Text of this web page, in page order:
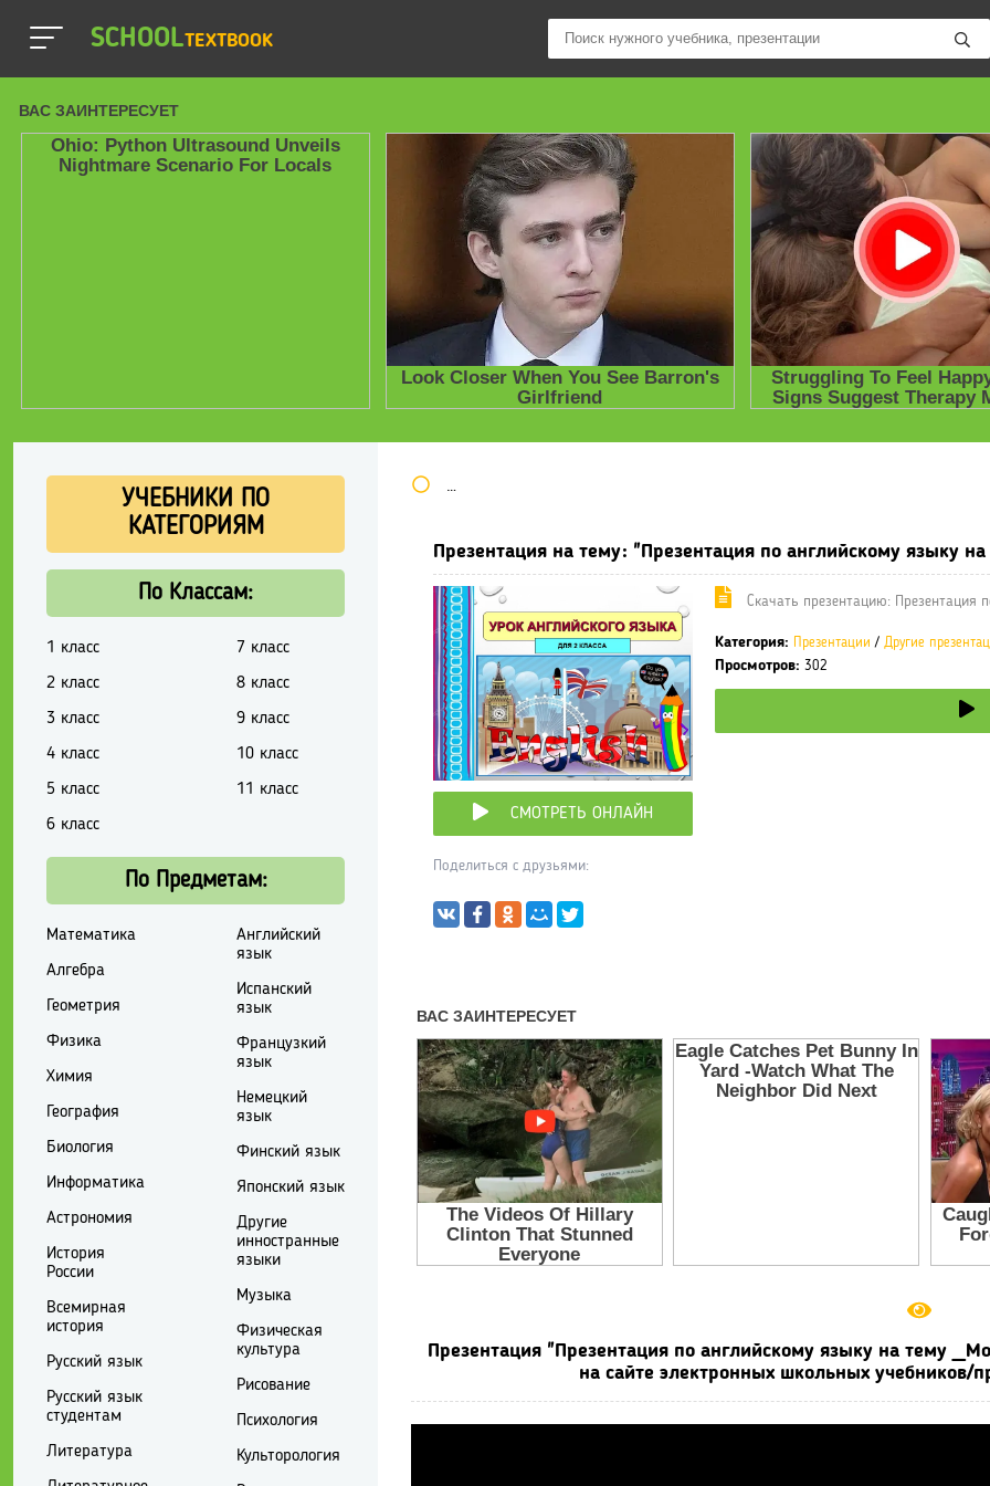
SCHOOLTEXTBOOK
Школьные учебники / Презентации по предметам
Презентация на тему: "Презентация по английскому языку
СМОТРЕТЬ ОНЛАЙН
Поделиться с друзьями:
Cкачать презентацию: Презентация
Категория: Презентации / Другие
Просмотров: 302
Презентация "Презентация по английскому языку на тему
на сайте электронных школьных учебников/
УЧЕБНИКИ ПО
КАТЕГОРИЯМ
По Классам:
1 класс
2 класс
3 класс
4 класс
5 класс
6 класс
7 класс
8 класс
9 класс
10 класс
11 класс
По Предметам:
Математика
Алгебра
Геометрия
Физика
Химия
География
Биология
Информатика
Астрономия
История
России
Всемирная
история
Русский язык
Русский язык
студентам
Литература
Английский
язык
Испанский
язык
Французкий
язык
Немецкий
язык
Финский язык
Японский язык
Другие
инностранные
языки
Музыка
Физическая
культура
Рисование
Психология
Культорология